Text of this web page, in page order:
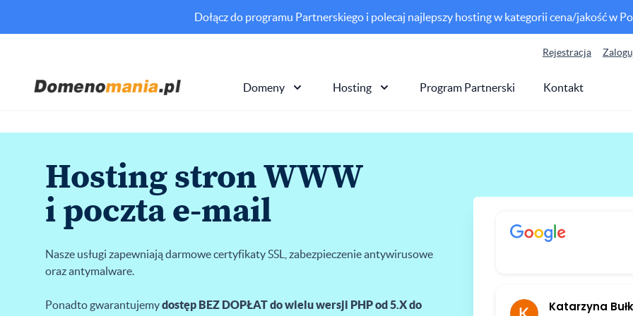
Dołącz do programu Partnerskiego i polecaj najlepszy hosting w kategorii cena/jakość w
Rejestracja
Domeny Hosting Program Partnerski Kontakt
Hosting stron WWW
i poczta e-mail
Nasze usługi zapewniają darmowe certyfikaty SSL, zabezpieczenie antywirusowe
oraz antymalware.
Ponadto gwarantujemydostęp BEZ DOPŁAT do wielu wersji PHP od 5.X do
Katarzyna